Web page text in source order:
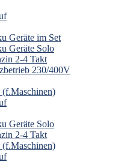
Geräte im Set
Geräte Solo
2-4 Takt
230/400V
(f.Maschinen)
Geräte Solo
2-4 Takt
(f.Maschinen)